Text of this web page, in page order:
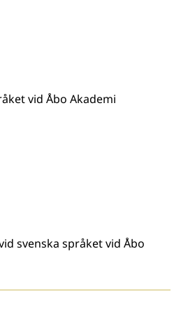
vid Åbo Akademi
svenska språket vid Åbo